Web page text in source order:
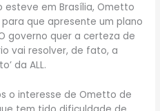
esteve em Brasília, Ometto
que apresente um plano
governo quer a certeza de
vai resolver, de fato, a
da ALL.
o interesse de Ometto de